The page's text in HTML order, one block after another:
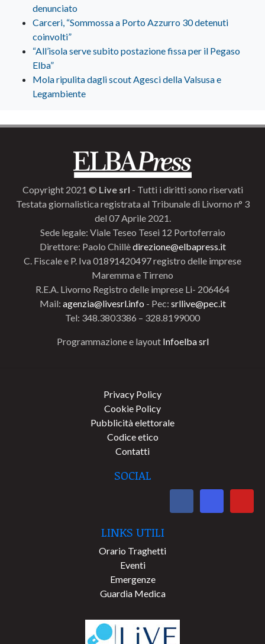
denunciato
Carceri, “Sommossa a Porto Azzurro 30 detenuti
coinvolti”
“All’isola serve subito postazione fissa per il Pegaso
Elba”
Mola ripulita dagli scout Agesci della Valsusa e
Legambiente
Copyright 2021 © Live srl - Tutti i diritti sono riservati
Testata giornalistica registrata al Tribunale di Livorno n° 3
del 07 Aprile 2021.
Sede legale: Viale Teseo Tesei 12 Portoferraio
Direttore: Paolo Chillèdirezione@elbapress.it
C. Fiscale e P. Iva 01891420497 registro delle imprese
Maremma e Tirreno
R.E.A. Livorno Registro delle imprese Li- 206464
Mail: agenzia@livesrl.info - Pec: srllive@pec.it
Tel: 348.3803386 – 328.8199000
Programmazione e layout Infoelba srl
Privacy Policy
Cookie Policy
Pubblicità elettorale
Codice etico
Contatti
SOCIAL
LINKS UTILI
Orario Traghetti
Eventi
Emergenze
Guardia Medica